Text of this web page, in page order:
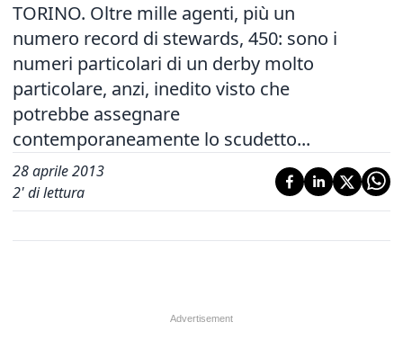
TORINO. Oltre mille agenti, più un
numero record di stewards, 450: sono i
numeri particolari di un derby molto
particolare, anzi, inedito visto che
potrebbe assegnare
contemporaneamente lo scudetto...
28 aprile 2013
2' di lettura